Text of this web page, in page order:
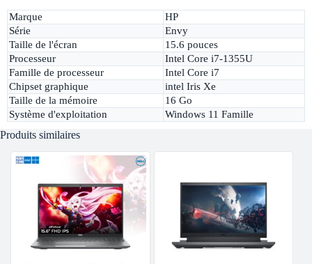
Marque
HP
Série
Envy
Taille de l'écran
15.6 pouces
Processeur
Intel Core i7-1355U
Famille de processeur
Intel Core i7
Chipset graphique
intel Iris Xe
Taille de la mémoire
16 Go
Système d'exploitation
Windows 11 Famille
Produits similaires